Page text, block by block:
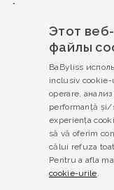
Аксессуары
Гифт-карты
Babyliss PRO
УСЛОВИЯ И
ПОЛОЖЕНИЯ
Политика
конфиденциальности
Условия и положения
Контрафактная
Законодательство
Разрешение споров
Этот
файлы
BaByliss
inclusiv
operare,
performanță și/
experiența
să vă oferim
călui refuza
Pentru a afla
cookie-urile.